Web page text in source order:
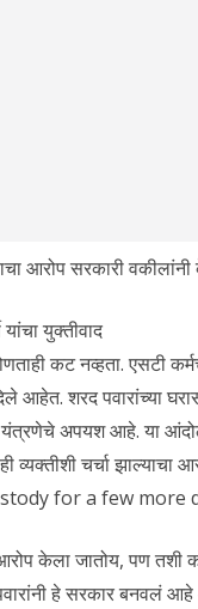
आरोप सरकारी
युक्तीवाद
कट नव्हता. एसटी
आहेत. शरद पवारांच्या
यंत्रणेचे अपयश आहे. या
व्यक्तीशी चर्चा
for a few more
केला जातोय, पण तशी
हे सरकार बनवलं आहे